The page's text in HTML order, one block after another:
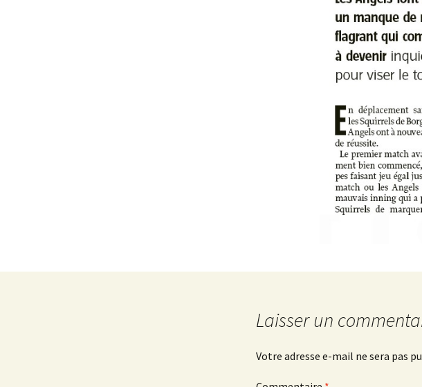
Laisser un
Votre adresse e-mail ne sera pas